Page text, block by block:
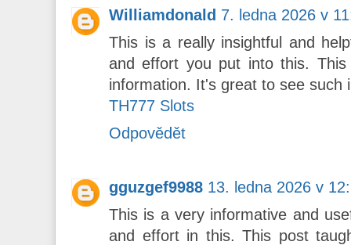
Williamdonald 7. ledna 2026 v
This is a really insightful and
and effort you put into this.
information. It's great to see such
TH777 Slots
Odpovědět
gguzgef9988 13. ledna 2026 v
This is a very informative and
and effort in this. This post